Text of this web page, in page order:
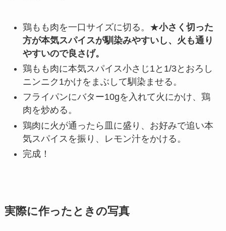
鶏もも肉を一口サイズに切る。★小さく切った
方が本気スパイスが馴染みやすいし、火も通り
やすいので良さげ。
鶏もも肉に本気スパイス小さじ1と1/3とおろし
ニンニク1かけをまぶして馴染ませる。
フライパンにバター10gを入れて火にかけ、鶏
肉を炒める。
鶏肉に火が通ったら皿に盛り、お好みで追い本
気スパイスを振り、レモン汁をかける。
完成！
実際に作ったときの写真